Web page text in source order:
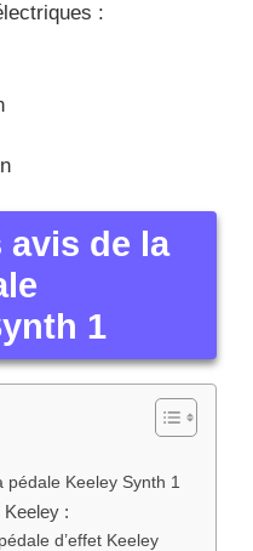
:
avis de la
1
pédale Keeley Synth 1
:
d’effet Keeley